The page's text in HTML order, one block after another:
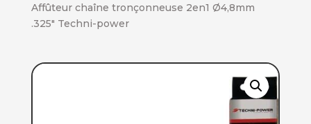
Affûteur chaîne tronçonneuse 2en1 Ø4,8mm
.325″ Techni-power